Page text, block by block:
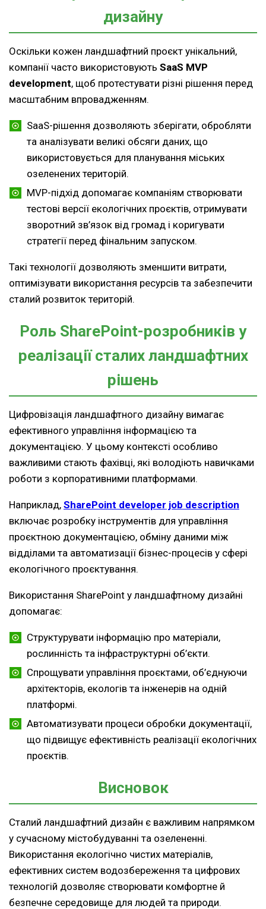
дизайну
Оскільки кожен ландшафтний проєкт унікальний,
компанії часто використовують SaaS MVP
development, щоб протестувати різні рішення перед
масштабним впровадженням.
SaaS-рішення дозволяють зберігати, обробляти
та аналізувати великі обсяги даних, що
використовується для планування міських
озеленених територій.
MVP-підхід допомагає компаніям створювати
тестові версії екологічних проєктів, отримувати
зворотний зв’язок від громад і коригувати
стратегії перед фінальним запуском.
Такі технології дозволяють зменшити витрати,
оптимізувати використання ресурсів та забезпечити
сталий розвиток територій.
Роль SharePoint-розробників у
реалізації сталих ландшафтних
рішень
Цифровізація ландшафтного дизайну вимагає
ефективного управління інформацією та
документацією. У цьому контексті особливо
важливими стають фахівці, які володіють навичками
роботи з корпоративними платформами.
Наприклад, SharePoint developer job description
включає розробку інструментів для управління
проєктною документацією, обміну даними між
відділами та автоматизації бізнес-процесів у сфері
екологічного проєктування.
Використання SharePoint у ландшафтному дизайні
допомагає:
Структурувати інформацію про матеріали,
рослинність та інфраструктурні об’єкти.
Спрощувати управління проєктами, об’єднуючи
архітекторів, екологів та інженерів на одній
платформі.
Автоматизувати процеси обробки документації,
що підвищує ефективність реалізації екологічних
проєктів.
Висновок
Сталий ландшафтний дизайн є важливим напрямком
у сучасному містобудуванні та озелененні.
Використання екологічно чистих матеріалів,
ефективних систем водозбереження та цифрових
технологій дозволяє створювати комфортне й
безпечне середовище для людей та природи.